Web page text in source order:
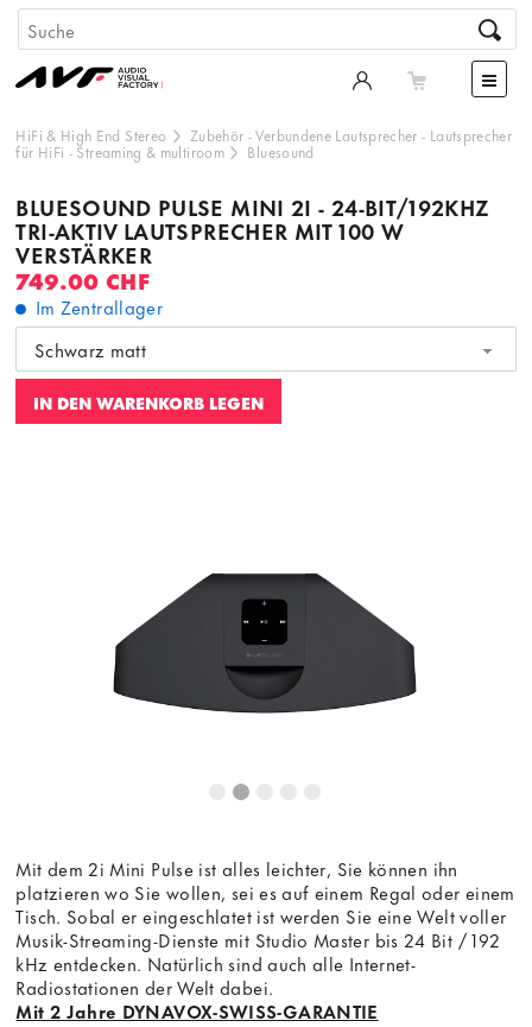
HiFi & High End Stereo Zubehör -Verbundene Lautsprecher - Lautsprecher
für HiFi - Streaming & multiroom Bluesound
BLUESOUND PULSE MINI 2I - 24-BIT/192KHZ
TRI-AKTIV LAUTSPRECHER MIT 100 W
VERSTÄRKER
749.00 CHF
Im Zentrallager
Schwarz matt
IN DEN WARENKORB LEGEN
Bedingungenvon youtube.com.
Video laden Frag nicht mehr
Mit dem 2i Mini Pulse ist alles leichter, Sie können ihn
platzieren wo Sie wollen, sei es auf einem Regal oder einem
Tisch. Sobal er eingeschlatet ist werden Sie eine Welt voller
Musik-Streaming-Dienste mit Studio Master bis 24 Bit / 192
kHz entdecken. Natürlich sind auch alle Internet-
Radiostationen der Welt dabei.
Mit 2 Jahre DYNAVOX-SWISS-GARANTIE